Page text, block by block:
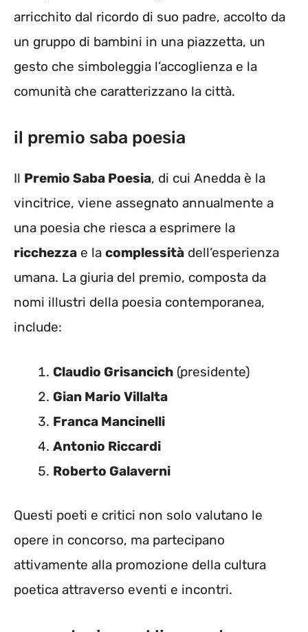
arricchito dal ricordo di suo padre, accolto da
un gruppo di bambini in una piazzetta, un
gesto che simboleggia l’accoglienza e la
comunità che caratterizzano la città.
il premio saba poesia
Il Premio Saba Poesia, di cui Anedda è la
vincitrice, viene assegnato annualmente a
una poesia che riesca a esprimere la
ricchezza e la complessità dell’esperienza
umana. La giuria del premio, composta da
nomi illustri della poesia contemporanea,
include:
Claudio Grisancich (presidente)
Gian Mario Villalta
Franca Mancinelli
Antonio Riccardi
Roberto Galaverni
Questi poeti e critici non solo valutano le
opere in concorso, ma partecipano
attivamente alla promozione della cultura
poetica attraverso eventi e incontri.